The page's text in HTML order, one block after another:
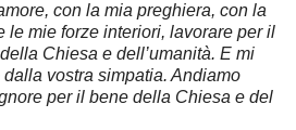
con la mia preghiera, con la
le mie forze interiori, lavorare per il
Chiesa e dell’umanità. E mi
vostra simpatia. Andiamo
per il bene della Chiesa e del